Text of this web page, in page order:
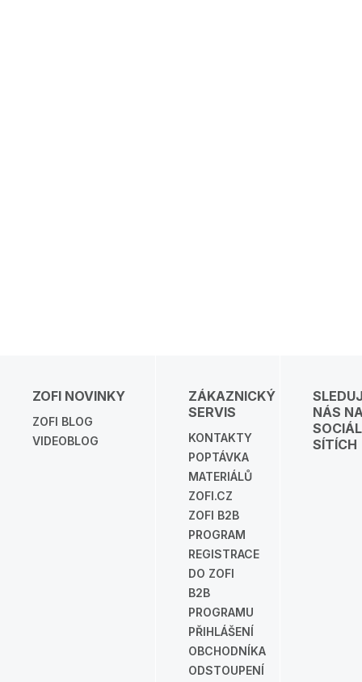
ZOFI NOVINKY
ZOFI BLOG
VIDEOBLOG
ZÁKAZNICKÝ
SERVIS
KONTAKTY
POPTÁVKA
MATERIÁLŮ
ZOFI.CZ
ZOFI B2B
PROGRAM
REGISTRACE
DO ZOFI
B2B
PROGRAMU
PŘIHLÁŠENÍ
OBCHODNÍKA
ODSTOUPENÍ
NÁS
SÍTÍCH